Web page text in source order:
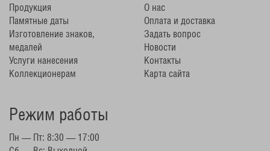
Продукция
Памятные даты
Изготовление знаков,
медалей
Услуги нанесения
Коллекционерам
О нас
Оплата и доставка
Задать вопрос
Новости
Контакты
Карта сайта
Режим работы
Пн — Пт: 8:30 — 17:00